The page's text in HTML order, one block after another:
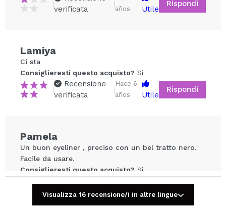
Il tuo video potrebbe essere il primo. Immaginalo...
|
verificata
|
años
Utile
Rispondi
Lamiya
Ci sta
Consiglieresti questo acquisto? Si
|
Recensione
verificata
|
Hace 6
años
Utile
Rispondi
Pamela
Un buon eyeliner , preciso con un bel tratto nero.
Facile da usare.
Consiglieresti questo acquisto? Si
|
verificata
|
años
Utile
Rispondi
Visualizza 16 recensione/i in altre lingue